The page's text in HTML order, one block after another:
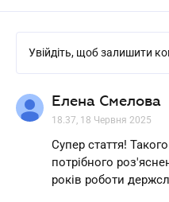
Увійдіть, щоб залишити
Елена Смелова
18.37, 18 Червня 2025
Супер стаття!
потрібного
років роботи